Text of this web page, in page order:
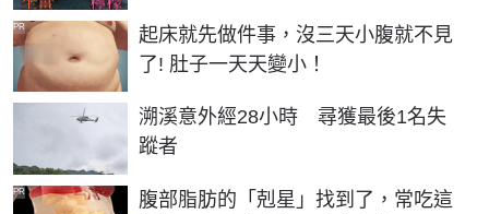
起床就先做件事，沒三天小腹就不見
了! 肚子一天天變小！
PR
溯溪意外經28小時 尋獲最後1名失
蹤者
腹部脂肪的「剋星」找到了，常吃這
PR